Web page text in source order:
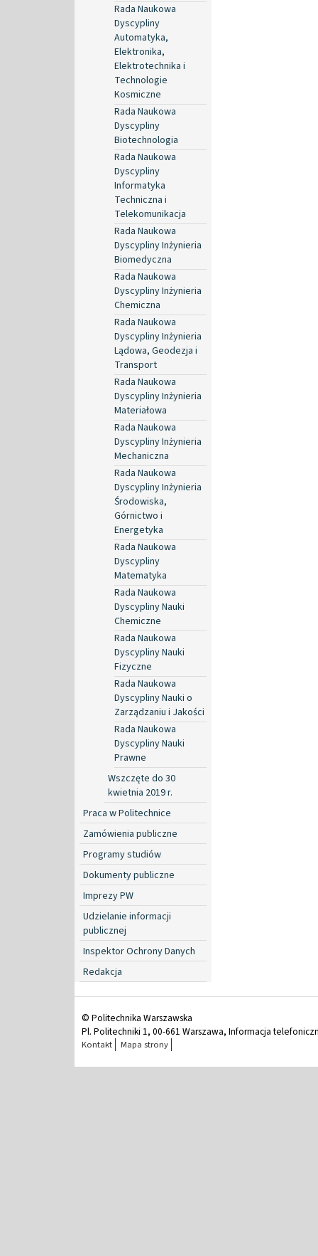
Rada Naukowa
Dyscypliny
Automatyka,
Elektronika,
Elektrotechnika i
Technologie
Kosmiczne
Rada Naukowa
Dyscypliny
Biotechnologia
Rada Naukowa
Dyscypliny
Informatyka
Techniczna i
Telekomunikacja
Rada Naukowa
Dyscypliny Inżynieria
Biomedyczna
Rada Naukowa
Dyscypliny Inżynieria
Chemiczna
Rada Naukowa
Dyscypliny Inżynieria
Lądowa, Geodezja i
Transport
Rada Naukowa
Dyscypliny Inżynieria
Materiałowa
Rada Naukowa
Dyscypliny Inżynieria
Mechaniczna
Rada Naukowa
Dyscypliny Inżynieria
Środowiska,
Górnictwo i
Energetyka
Rada Naukowa
Dyscypliny
Matematyka
Rada Naukowa
Dyscypliny Nauki
Chemiczne
Rada Naukowa
Dyscypliny Nauki
Fizyczne
Rada Naukowa
Dyscypliny Nauki o
Zarządzaniu i Jakości
Rada Naukowa
Dyscypliny Nauki
Prawne
Wszczęte do 30
kwietnia 2019 r.
Praca w Politechnice
Zamówienia publiczne
Programy studiów
Dokumenty publiczne
Imprezy PW
Udzielanie informacji
publicznej
Inspektor Ochrony Danych
Redakcja
© Politechnika Warszawska
Pl. Politechniki 1, 00-661 Warszawa, Informacja
Kontakt Mapa strony